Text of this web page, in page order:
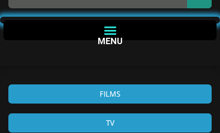
MENU
FILMS
TV